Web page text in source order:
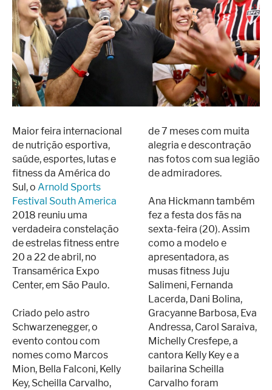
Maior feira internacional
de nutrição esportiva,
saúde, esportes, lutas e
fitness da América do
Sul, o Arnold Sports
Festival South America
2018 reuniu uma
verdadeira constelação
de estrelas fitness entre
20 a 22 de abril, no
Transamérica Expo
Center, em São Paulo.
Criado pelo astro
Schwarzenegger, o
evento contou com
nomes como Marcos
Mion, Bella Falconi, Kelly
Key, Scheilla Carvalho,
de 7 meses com muita
alegria e descontração
nas fotos com sua legião
de admiradores.
Ana Hickmann também
fez a festa dos fãs na
sexta-feira (20). Assim
como a modelo e
apresentadora, as
musas fitness Juju
Salimeni, Fernanda
Lacerda, Dani Bolina,
Gracyanne Barbosa, Eva
Andressa, Carol Saraiva,
Michelly Cresfepe, a
cantora Kelly Key e a
bailarina Scheilla
Carvalho foram